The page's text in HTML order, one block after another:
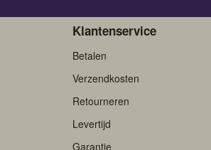
Klantenservice
Betalen
Verzendkosten
Retourneren
Levertijd
Garantie